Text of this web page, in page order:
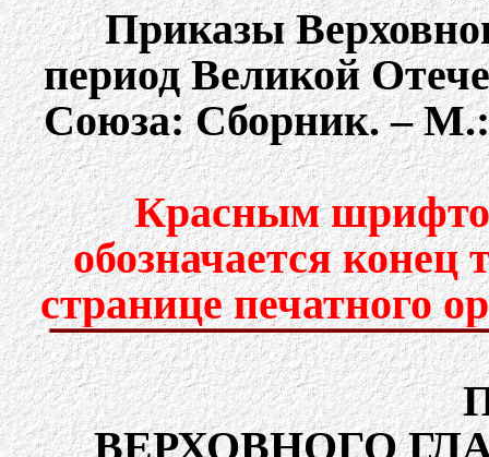
Приказы
период Великой
Союза: Сборник. – М.:
Красным
обозначается конец
странице печатного
ВЕРХОВНОГО